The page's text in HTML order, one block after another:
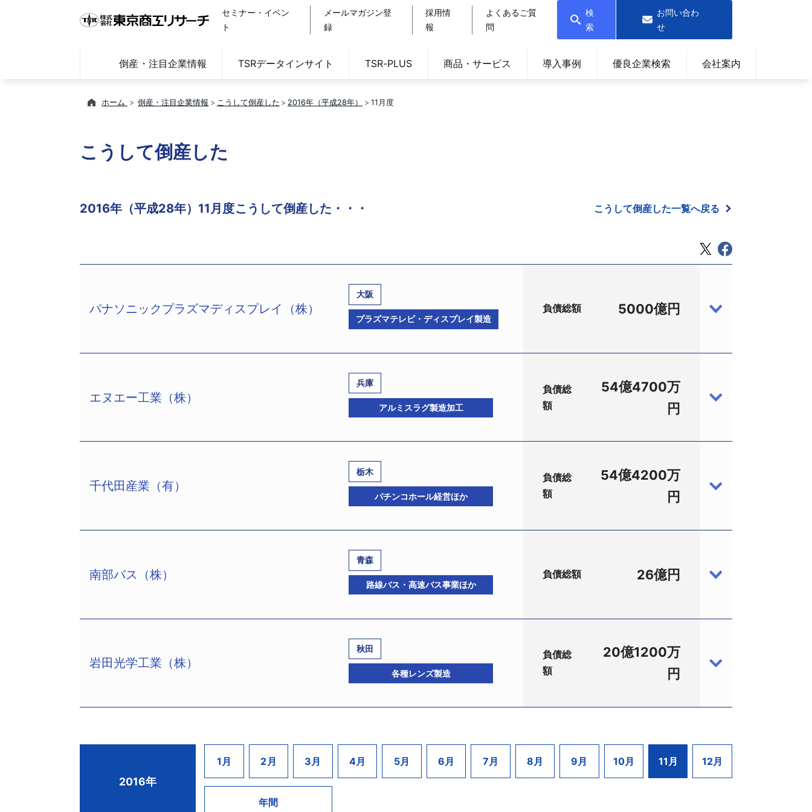
セミナー・イベン
ト
メールマガジン登
録
採用情
報
よくあるご質
問
検
索
お問い合わ
せ
倒産・注目企業情報 TSRデータインサイト TSR-PLUS 商品・サービス 導入事例 優良企業検索 会社案内
ホーム 倒産・注目企業情報 こうして倒産した 2016年（平成28年） 11月度
こうして倒産した
2016年（平成28年）11月度こうして倒産した・・・ こうして倒産した一覧へ戻る
パナソニックプラズマディスプレイ（株）
大阪
プラズマテレビ・ディスプレイ製造
負債総額 5000億円
パナソニックプラズマディスプレイ（株）（TSR企業コード:571644155、法人番号:1120901002503、茨木市松下町1－1、設立平成12年7
所、大阪市中央区北浜2－3－9、電話06－6201－4458）ほか1名。負債総額は親会社1社に対して約5000億円（平成28年10月31日現在）。
レイ事業を手掛ける目的で設立された。プラズマテレビ、業務用プラズマディスプレイ、プラズマディスプレイモジュールなどを製造し、茨
木第一・第二工場のほか、尼崎工場で生産体制を構築。ピーク時の平成21年3月期の売上高は約3137億1400万円を計上していた。
しかし、その後は、液晶との競争激化や市場価格の大幅下落などの影響を受け、26年3月期の売上高は約201億6700万円まで落ち込んでい
製造業としては、24年2月会社更生法の適用を申請したDRAM製品開発・製造を手掛けていたエルピーダメモリ（株）（現:マイクロンメモ
リジャパン（株）、TSR企業コード:294417524、東京都中央区）を上回り、戦後最大の負債額となった。
なお、パナソニックは個別決算において、平成28年3月期末現在、PPDの株式に対する関係会社株式評価損残高525億円を計上。PPDに対
まれる追加の損失57億円については、29年3月期で計上する予定。
エヌエー工業（株）
兵庫
アルミスラグ製造加工
負債総
額
54億4700万
円
エヌエー工業（株）（旧：日本圧延工業（株）、TSR企業コード:570159253、法人番号:3140001078713、伊丹市南本町6－4－6、設立昭
由樹弁護士（堂島法律事務所、大阪市中央区北浜2－3－9、電話06－6201－0444）。負債総額は金融機関に対して約54億4700万円。
同合金の連続鋳造熱間圧延コイルや板を製造するほか、高速プレスにより打ち抜かれたスラグ、それらの加工品なども製造していた。昭和57
年頃に新設した滋賀工場は、積極的に機械設備を導入したことと、長年の業歴に裏付けされた高い技術力を背景に高い生産能力を有し、大手
優良企業を中心に受注基盤を構築、ピーク時の平成2年11月期の売上高は69億953万円を計上していた。
どリストラを実施、諸経費見直しを行い身軽な体制を目指していた。
しかし、過去の工場への積極的な設備投資に伴う借入額が年間売上高を上回る状態が続き、資金繰りは厳しい状況にあった。このため主力
取引行より金融支援を取り付けるほか、人材の派遣を受けながら財務改善に努めていたところ28年4月、非鉄総合商社である（株）川嶋
勝社長）をスポンサーとした抜本的な事業再生支援計画の実施に合意した。これに伴って8月1日、吸収分割の手法により新：日本圧延工業
千代田産業（有）
栃木
パチンコホール経営ほか
負債総
額
54億4200万
円
千代田産業（有）（TSR企業コード:260119725、法人番号:7060002002552、宇都宮市上戸祭町42－6、設立昭和55年1月、資本金3500
1－28、電話028－621－9016）が選任された。負債総額は約54億4200万円。
小山市内で設立。その後、宇都宮市内に本社を移しパチンコ店の経営も開始した。パチンコ店約40店舗のほか、ボウリング場、ゴルフ練習
場、ゲームセンター、カラオケ店等のレジャー施設を運営するグループの1社として、ピーク時の平成16年10月期には約280億3600万円の売
上高を計上していた。その後は、関連会社への業務移管を進めて事業規模は縮小し、20年10月期には約50億8900万円の売上高まで減少し
南部バス（株）
青森
路線バス・高速バス事業ほか
負債総額 26億円
南部バス（株）（TSR企業コード:190018038、法人番号:1420001006267、八戸市是川字二ツ屋6－79、設立大正15年2月、資本金4億
所、中央区銀座2－2－2、電話03－6903－3210）。負債総額は約26億円。
厳しい状態となっていた。27年3月期には売上高が13億8688万円まで落ち込み、債務超過額は約22億円まで膨らんだ。業況が改善せず、自
力での再建も難しく今回の措置となった。現在、関連会社を含めて岩手県内の大手同業者へ事業譲渡を協議している。
岩田光学工業（株）
秋田
各種レンズ製造
負債総
額
20億1200万
円
岩田光学工業（株）（TSR企業コード:470084499、法人番号:7200001010764、由利本荘市久保田字高畑7－1、登記上：岐阜県羽島市江
吉良町1610、設立昭和44年7月、資本金6500万円、岩田好實社長、従業員135名）は11月24日、東京地裁へ民事再生法の適用を申請した。監
2016年
1月 2月 3月 4月 5月 6月 7月 8月 9月 10月 11月 12月
年間